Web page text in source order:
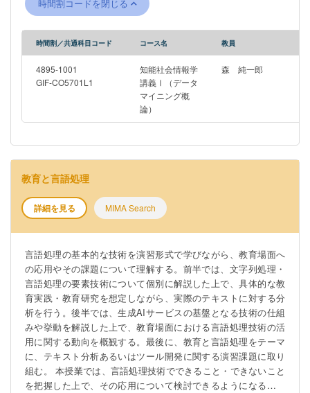
時間割コードを閉じる
時間割／共通科目コード コース名 教員
4895-1001
GIF-CO5701L1
知能社会情報学
講義Ⅰ（データ
マイニング概
論）
森 純一郎
教育と言語処理
詳細を見る MIMA Search
言語処理の基本的な技術を演習形式で学びながら、教育場面へ
の応用やその課題について理解する。前半では、文字列処理・
言語処理の要素技術について個別に解説した上で、具体的な教
育実践・教育研究を想定しながら、実際のテキストに対する分
析を行う。後半では、生成AIサービスの基盤となる技術の仕組
みや挙動を解説した上で、教育場面における言語処理技術の活
用に関する動向を概観する。最後に、教育と言語処理をテーマ
に、テキスト分析あるいはツール開発に関する演習課題に取り
組む。 本授業では、言語処理技術でできること・できないこと
を把握した上で、その応用について検討できるようになること